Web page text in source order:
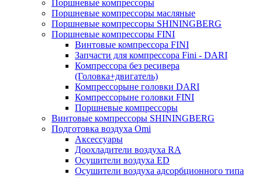
Поршневые компрессоры
Поршневые компрессоры масляные
Поршневые компрессоры SHININGBERG
Поршневые компрессоры FINI
Винтовые компрессора FINI
Запчасти для компрессора Fini - DARI
Компрессора без ресивера
(Головка+двигатель)
Компрессорыне головки DARI
Компрессорыне головки FINI
Поршневые компрессоры
Винтовые компрессоры SHININGBERG
Подготовка воздуха Omi
Аксессуары
Доохладители воздуха RA
Осушители воздуха ED
Осушители воздуха адсорбционного типа